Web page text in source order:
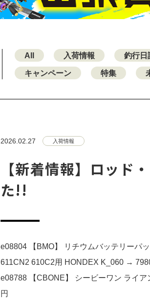
All 入荷情報 釣行日
キャンペーン 特集
2026.02.27 入荷情報
【新着情報】ロッド
た!!
e08804 【BMO】 リチウムバッテリーパ
611CN2 610C2用 HONDEX K_060 →
e08788 【CBONE】 シービーワン ライ
円